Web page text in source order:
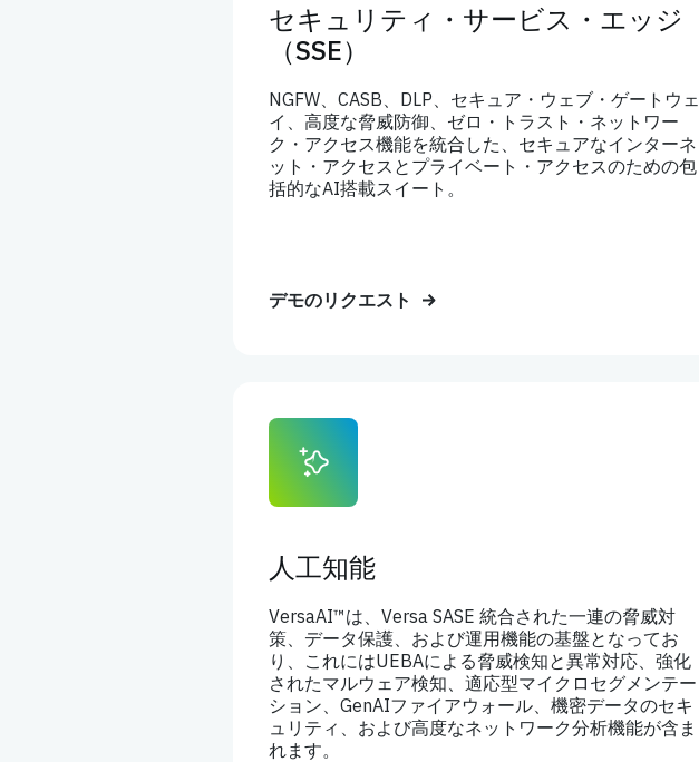
セキュリティ・サービス・エッジ
（SSE）
NGFW、CASB、DLP、セキュア・ウェブ・ゲートウェ
イ、高度な脅威防御、ゼロ・トラスト・ネットワー
ク・アクセス機能を統合した、セキュアなインターネ
ット・アクセスとプライベート・アクセスのための包
括的なAI搭載スイート。
デモのリクエスト
人工知能
VersaAI™は、Versa SASE 統合された一連の脅威対
策、データ保護、および運用機能の基盤となってお
り、これにはUEBAによる脅威検知と異常対応、強化
されたマルウェア検知、適応型マイクロセグメンテー
ション、GenAIファイアウォール、機密データのセキ
ュリティ、および高度なネットワーク分析機能が含ま
れます。